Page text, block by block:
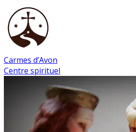
Carmes d’Avon
Centre spirituel